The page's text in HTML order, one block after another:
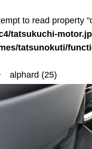
to read property
tatsukuchi-
tatsunokuti/
alphard (25)